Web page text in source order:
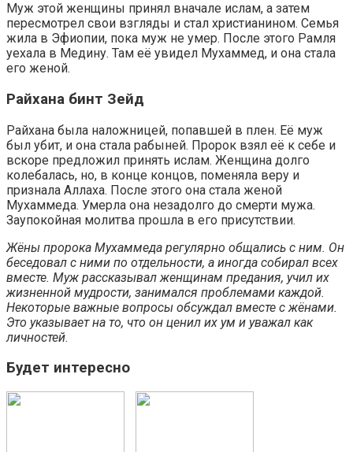
Муж этой женщины принял вначале ислам, а затем
пересмотрел свои взгляды и стал христианином. Семья
жила в Эфиопии, пока муж не умер. После этого Рамля
уехала в Медину. Там её увидел Мухаммед, и она стала
его женой.
Райхана бинт Зейд
Райхана была наложницей, попавшей в плен. Её муж
был убит, и она стала рабыней. Пророк взял её к себе и
вскоре предложил принять ислам. Женщина долго
колебалась, но, в конце концов, поменяла веру и
признала Аллаха. После этого она стала женой
Мухаммеда. Умерла она незадолго до смерти мужа.
Заупокойная молитва прошла в его присутствии.
Жёны пророка Мухаммеда регулярно общались с ним. Он
беседовал с ними по отдельности, а иногда собирал всех
вместе. Муж рассказывал женщинам предания, учил их
жизненной мудрости, занимался проблемами каждой.
Некоторые важные вопросы обсуждал вместе с жёнами.
Это указывает на то, что он ценил их ум и уважал как
личностей.
Будет интересно